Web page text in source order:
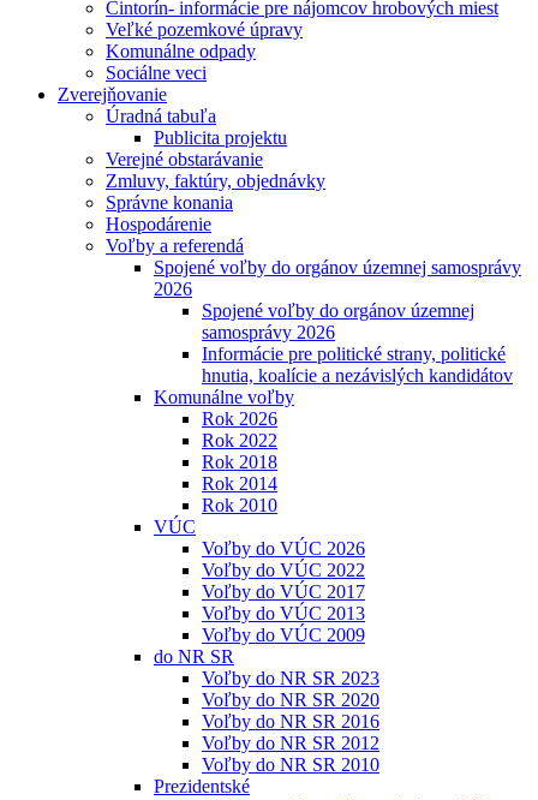
Cintorín- informácie pre nájomcov hrobových miest
Veľké pozemkové úpravy
Komunálne odpady
Sociálne veci
Zverejňovanie
Úradná tabuľa
Publicita projektu
Verejné obstarávanie
Zmluvy, faktúry, objednávky
Správne konania
Hospodárenie
Voľby a referendá
Spojené voľby do orgánov územnej samosprávy
2026
Spojené voľby do orgánov územnej
samosprávy 2026
Informácie pre politické strany, politické
hnutia, koalície a nezávislých kandidátov
Komunálne voľby
Rok 2026
Rok 2022
Rok 2018
Rok 2014
Rok 2010
VÚC
Voľby do VÚC 2026
Voľby do VÚC 2022
Voľby do VÚC 2017
Voľby do VÚC 2013
Voľby do VÚC 2009
do NR SR
Voľby do NR SR 2023
Voľby do NR SR 2020
Voľby do NR SR 2016
Voľby do NR SR 2012
Voľby do NR SR 2010
Prezidentské